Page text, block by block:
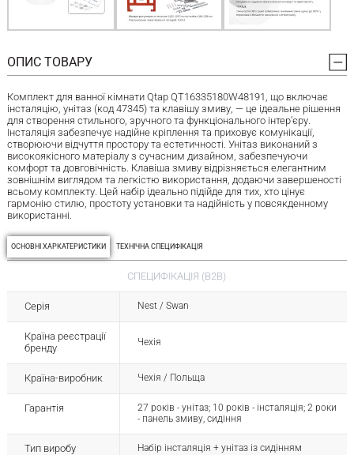
ОПИС ТОВАРУ
Комплект для ванної кімнати Qtap QT16335180W48191, що включає
інсталяцію, унітаз (код 47345) та клавішу змиву, — це ідеальне рішення
для створення стильного, зручного та функціонального інтер’єру.
Інсталяція забезпечує надійне кріплення та приховує комунікації,
створюючи відчуття простору та естетичності. Унітаз виконаний з
високоякісного матеріалу з сучасним дизайном, забезпечуючи
комфорт та довговічність. Клавіша змиву відрізняється елегантним
зовнішнім виглядом та легкістю використання, додаючи завершеності
всьому комплекту. Цей набір ідеально підійде для тих, хто цінує
гармонію стилю, простоту установки та надійність у повсякденному
використанні.
ОСНОВНІ ХАРКАТЕРИСТИКИ ТЕХНІЧНА СПЕЦИФІКАЦІЯ
СПЕЦИФІКАЦІЯ (B2B)
Серія Nest / Swan
Країна реєстрації
бренду
Чехія
Країна-виробник Чехія / Польща
Гарантія
27 років - унітаз; 10 років - інсталяція; 2 роки
- панель змиву, сидіння
Тип виробу Набір інсталяція + унітаз із сидінням